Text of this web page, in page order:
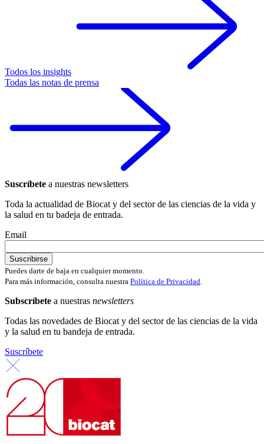
Todos los insights
Todas las notas de prensa
Suscríbete a nuestras newsletters
Toda la actualidad de Biocat y del sector de las ciencias de la vida y
la salud en tu badeja de entrada.
Email
Puedes darte de baja en cualquier momento.
Para más información, consulta nuestra Política de Privacidad.
Subscríbete a nuestras newsletters
Todas las novedades de Biocat y del sector de las ciencias de la vida
y la salud en tu bandeja de entrada.
Suscríbete